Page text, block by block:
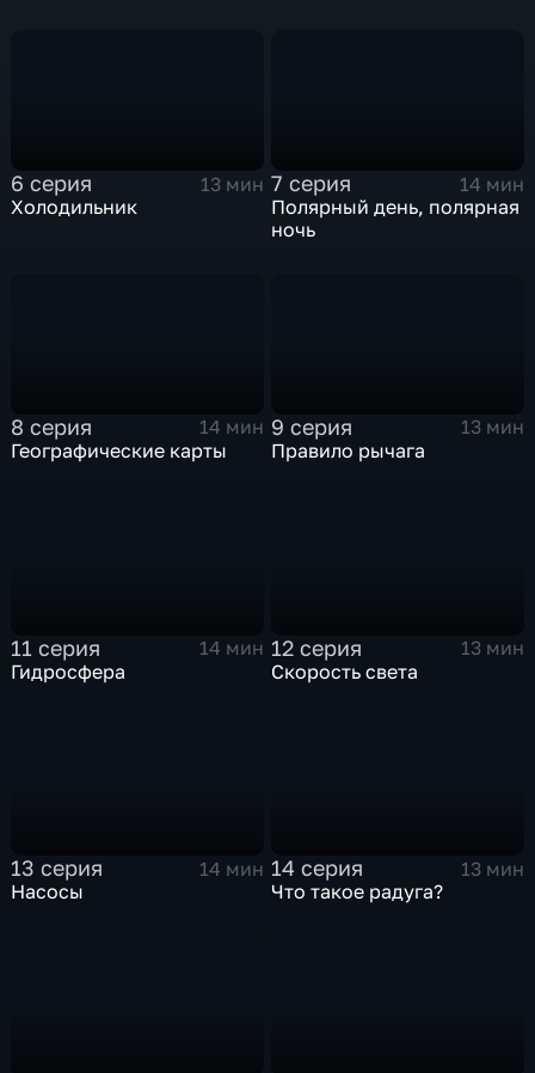
6 серия
13 мин
Холодильник
7 серия
14 мин
Полярный день, полярная
ночь
8 серия
14 мин
Географические карты
9 серия
13 мин
Правило рычага
11 серия
14 мин
Гидросфера
12 серия
13 мин
Скорость света
13 серия
14 мин
Насосы
14 серия
13 мин
Что такое радуга?